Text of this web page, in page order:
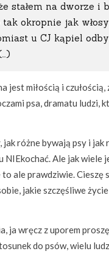
stałem na dworze
tak okropnie jak
u CJ kąpiel
jest miłością i
psa, dramatu ludzi,
jak różne bywają psy i
NIEkochać. Ale jak
ale prawdziwie.
jakie szczęśliwe
ja wręcz z uporem
do psów, wielu